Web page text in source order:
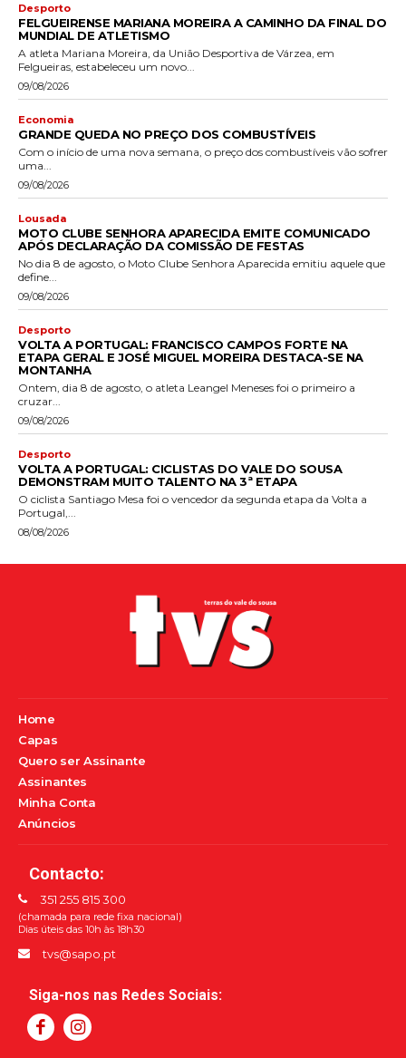
Desporto
FELGUEIRENSE MARIANA MOREIRA A CAMINHO DA FINAL DO
MUNDIAL DE ATLETISMO
A atleta Mariana Moreira, da União Desportiva de Várzea, em
Felgueiras, estabeleceu um novo...
09/08/2026
Economia
GRANDE QUEDA NO PREÇO DOS COMBUSTÍVEIS
Com o início de uma nova semana, o preço dos combustíveis vão sofrer
uma...
09/08/2026
Lousada
MOTO CLUBE SENHORA APARECIDA EMITE COMUNICADO
APÓS DECLARAÇÃO DA COMISSÃO DE FESTAS
No dia 8 de agosto, o Moto Clube Senhora Aparecida emitiu aquele que
define...
09/08/2026
Desporto
VOLTA A PORTUGAL: FRANCISCO CAMPOS FORTE NA
ETAPA GERAL E JOSÉ MIGUEL MOREIRA DESTACA-SE NA
MONTANHA
Ontem, dia 8 de agosto, o atleta Leangel Meneses foi o primeiro a
cruzar...
09/08/2026
Desporto
VOLTA A PORTUGAL: CICLISTAS DO VALE DO SOUSA
DEMONSTRAM MUITO TALENTO NA 3ª ETAPA
O ciclista Santiago Mesa foi o vencedor da segunda etapa da Volta a
Portugal,...
08/08/2026
Home
Capas
Quero ser Assinante
Assinantes
Minha Conta
Anúncios
Contacto:
351 255 815 300
(chamada para rede fixa nacional)
Dias úteis das 10h às 18h30
tvs@sapo.pt
Siga-nos nas Redes Sociais: